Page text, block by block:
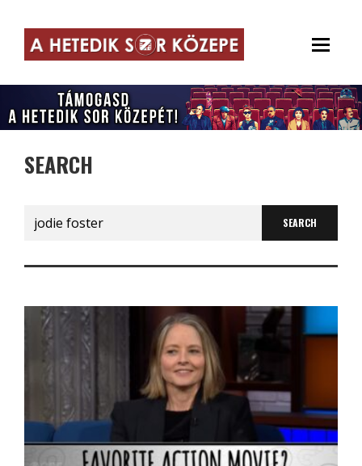
SEARCH
Search
for: